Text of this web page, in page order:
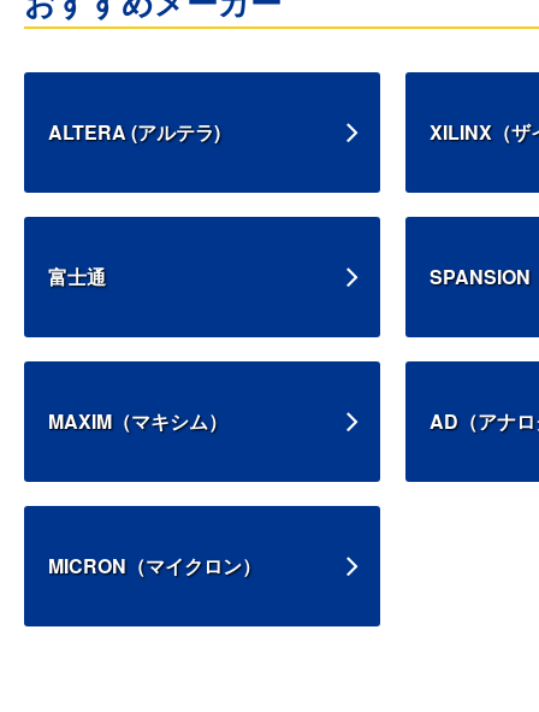
ALTERA (アルテラ) XILINX（ザ
富士通 SPANSION
MAXIM（マキシム） AD（アナ
MICRON（マイクロン）